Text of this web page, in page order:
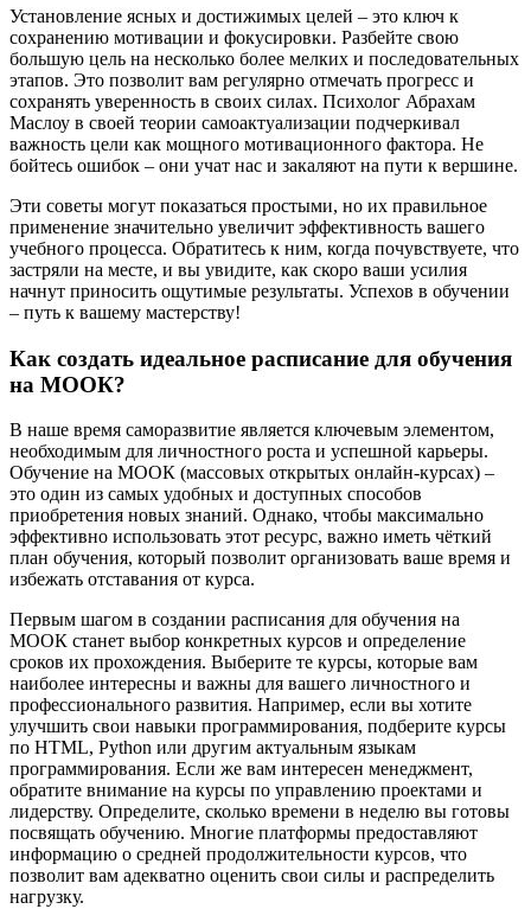
Установление ясных и достижимых целей – это ключ к
сохранению мотивации и фокусировки. Разбейте свою
большую цель на несколько более мелких и последовательных
этапов. Это позволит вам регулярно отмечать прогресс и
сохранять уверенность в своих силах. Психолог Абрахам
Маслоу в своей теории самоактуализации подчеркивал
важность цели как мощного мотивационного фактора. Не
бойтесь ошибок – они учат нас и закаляют на пути к вершине.
Эти советы могут показаться простыми, но их правильное
применение значительно увеличит эффективность вашего
учебного процесса. Обратитесь к ним, когда почувствуете, что
застряли на месте, и вы увидите, как скоро ваши усилия
начнут приносить ощутимые результаты. Успехов в обучении
– путь к вашему мастерству!
Как создать идеальное расписание для обучения
на МООК?
В наше время саморазвитие является ключевым элементом,
необходимым для личностного роста и успешной карьеры.
Обучение на МООК (массовых открытых онлайн-курсах) –
это один из самых удобных и доступных способов
приобретения новых знаний. Однако, чтобы максимально
эффективно использовать этот ресурс, важно иметь чёткий
план обучения, который позволит организовать ваше время и
избежать отставания от курса.
Первым шагом в создании расписания для обучения на
МООК станет выбор конкретных курсов и определение
сроков их прохождения. Выберите те курсы, которые вам
наиболее интересны и важны для вашего личностного и
профессионального развития. Например, если вы хотите
улучшить свои навыки программирования, подберите курсы
по HTML, Python или другим актуальным языкам
программирования. Если же вам интересен менеджмент,
обратите внимание на курсы по управлению проектами и
лидерству. Определите, сколько времени в неделю вы готовы
посвящать обучению. Многие платформы предоставляют
информацию о средней продолжительности курсов, что
позволит вам адекватно оценить свои силы и распределить
нагрузку.